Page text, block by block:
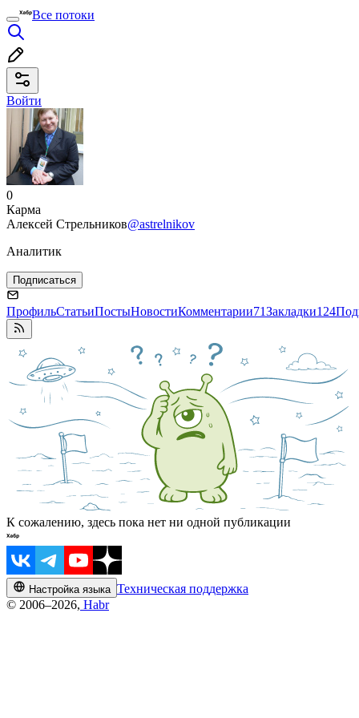
Все потоки
Войти
0
Карма
Алексей Стрельников@astrelnikov
Аналитик
Подписаться
ПрофильСтатьиПостыНовостиКомментарии71Закладки124
К сожалению, здесь пока нет ни одной публикации
Настройка языка Техническая поддержка
© 2006–2026, Habr